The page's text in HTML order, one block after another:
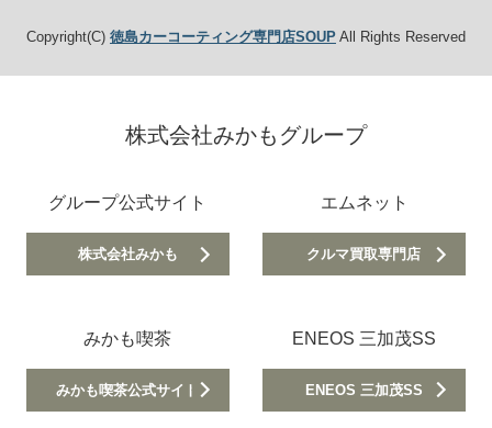
Copyright(C) 徳島カーコーティング専門店SOUPAll Rights Reserved
株式会社みかもグループ
グループ公式サイト
株式会社みかも
エムネット
クルマ買取専門店
みかも喫茶
みかも喫茶公式サイト
ENEOS 三加茂SS
ENEOS 三加茂SS